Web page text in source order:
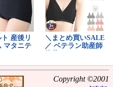
Copyright ©2001